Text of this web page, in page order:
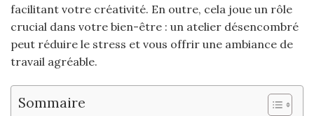
facilitant votre créativité. En outre, cela joue un rôle
crucial dans votre bien-être : un atelier désencombré
peut réduire le stress et vous offrir une ambiance de
travail agréable.
Sommaire